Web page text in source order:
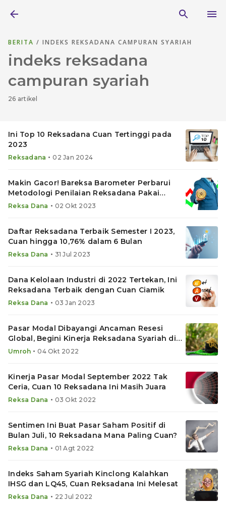
BERITA / INDEKS REKSADANA CAMPURAN SYARIAH
indeks reksadana
campuran syariah
26 artikel
Ini Top 10 Reksadana Cuan Tertinggi pada
2023
Reksadana • 02 Jan 2024
Makin Gacor! Bareksa Barometer Perbarui
Metodologi Penilaian Reksadana Pakai
Resep Ini
Reksa Dana • 02 Okt 2023
Daftar Reksadana Terbaik Semester I 2023,
Cuan hingga 10,76% dalam 6 Bulan
Reksa Dana • 31 Jul 2023
Dana Kelolaan Industri di 2022 Tertekan, Ini
Reksadana Terbaik dengan Cuan Ciamik
Reksa Dana • 03 Jan 2023
Pasar Modal Dibayangi Ancaman Resesi
Global, Begini Kinerja Reksadana Syariah di
Bareksa Umroh
Umroh • 04 Okt 2022
Kinerja Pasar Modal September 2022 Tak
Ceria, Cuan 10 Reksadana Ini Masih Juara
Reksa Dana • 03 Okt 2022
Sentimen Ini Buat Pasar Saham Positif di
Bulan Juli, 10 Reksadana Mana Paling Cuan?
Reksa Dana • 01 Agt 2022
Indeks Saham Syariah Kinclong Kalahkan
IHSG dan LQ45, Cuan Reksadana Ini Melesat
Reksa Dana • 22 Jul 2022